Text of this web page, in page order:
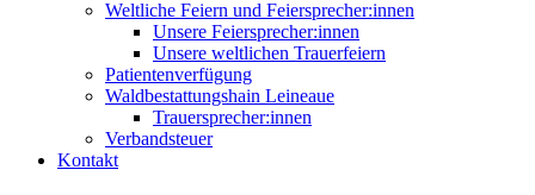
Weltliche Feiern und Feiersprecher:innen
Unsere Feiersprecher:innen
Unsere weltlichen Trauerfeiern
Patientenverfügung
Waldbestattungshain Leineaue
Trauersprecher:innen
Verbandsteuer
Kontakt